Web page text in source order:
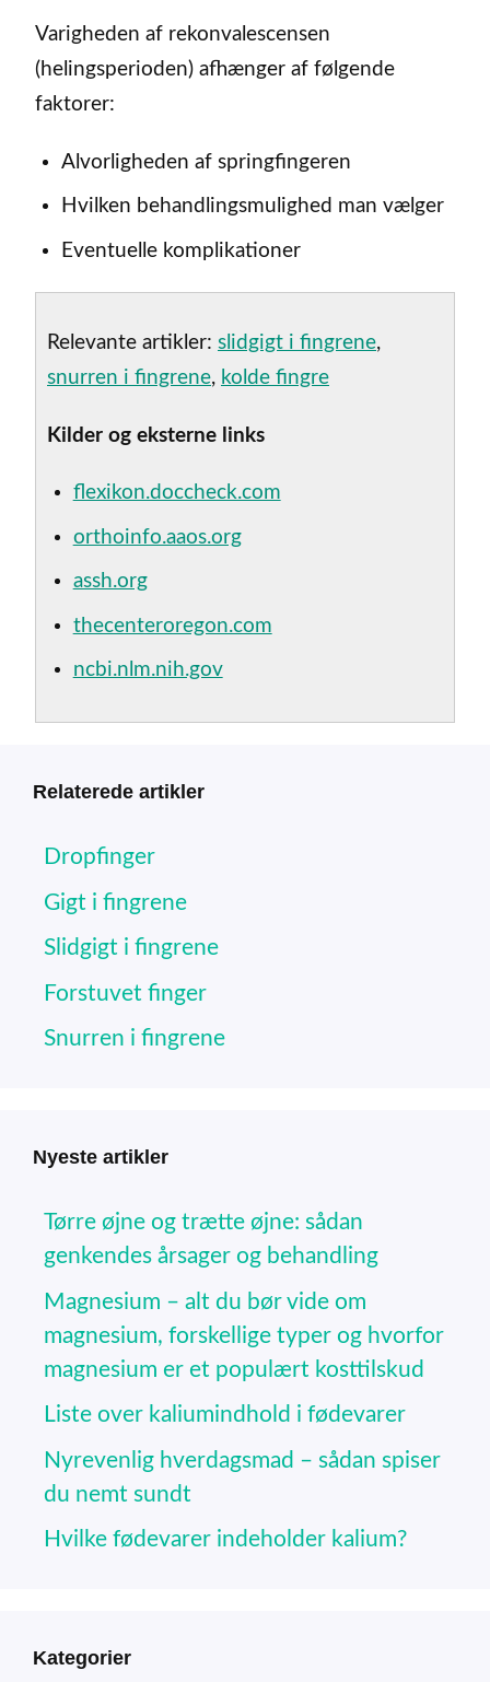
Varigheden af rekonvalescensen
(helingsperioden) afhænger af følgende
faktorer:
Alvorligheden af springfingeren
Hvilken behandlingsmulighed man vælger
Eventuelle komplikationer
Relevante artikler: slidgigt i fingrene,
snurren i fingrene, kolde fingre
Kilder og eksterne links
flexikon.doccheck.com
orthoinfo.aaos.org
assh.org
thecenteroregon.com
ncbi.nlm.nih.gov
Relaterede artikler
Dropfinger
Gigt i fingrene
Slidgigt i fingrene
Forstuvet finger
Snurren i fingrene
Nyeste artikler
Tørre øjne og trætte øjne: sådan
genkendes årsager og behandling
Magnesium – alt du bør vide om
magnesium, forskellige typer og hvorfor
magnesium er et populært kosttilskud
Liste over kaliumindhold i fødevarer
Nyrevenlig hverdagsmad – sådan spiser
du nemt sundt
Hvilke fødevarer indeholder kalium?
Kategorier